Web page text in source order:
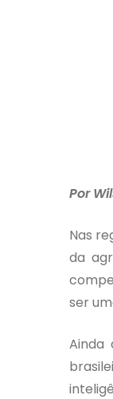
Por
Nas
da
ser
Ainda